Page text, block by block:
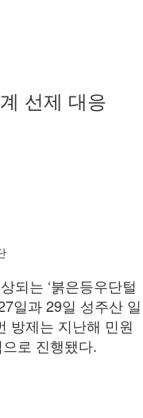
선제 대응
되는 ‘붉은등우단털
일과 29일 성주산 일
방제는 지난해 민원
로 진행됐다.